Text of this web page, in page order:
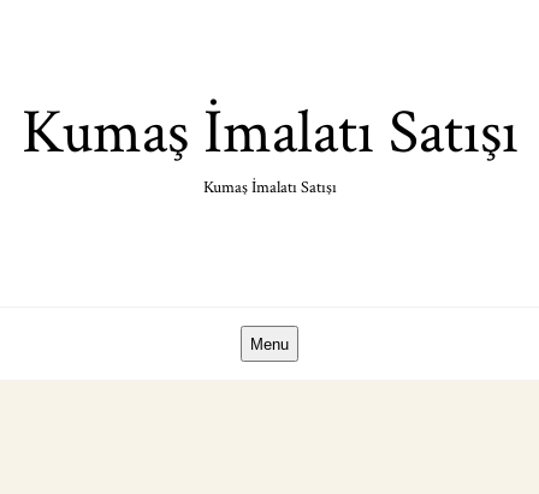
Kumaş İmalatı Satışı
Kumaş İmalatı Satışı
Menu